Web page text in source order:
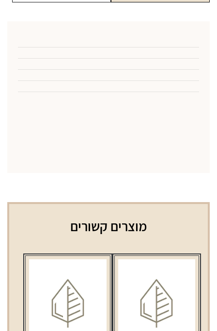
מוצרים קשורים